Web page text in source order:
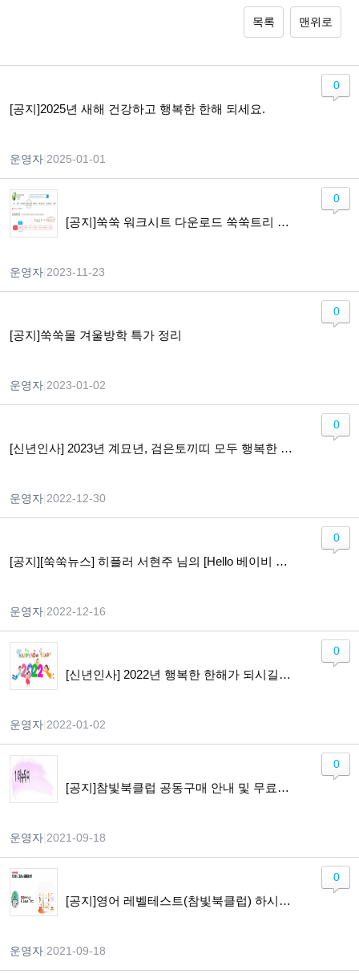
목록 맨위로
[공지]2025년 새해 건강하고 행복한 한해 되세요.
운영자 2025-01-01
0
[공지]쑥쑥 워크시트 다운로드 쑥쑥트리 구매 전환 안내
운영자 2023-11-23
0
[공지]쑥쑥몰 겨울방학 특가 정리
운영자 2023-01-02
0
[신년인사] 2023년 계묘년, 검은토끼띠 모두 행복한 한해 되시길..
운영자 2022-12-30
0
[공지][쑥쑥뉴스] 히플러 서현주 님의 [Hello 베이비 Hi 맘] 개정판 출간
운영자 2022-12-16
0
[신년인사] 2022년 행복한 한해가 되시길 기원합니다.
운영자 2022-01-02
0
[공지]참빛북클럽 공동구매 안내 및 무료체험 이용가이드
운영자 2021-09-18
0
[공지]영어 레벨테스트(참빛북클럽) 하시고자 하는 분들께 알려드립니다.
운영자 2021-09-18
0